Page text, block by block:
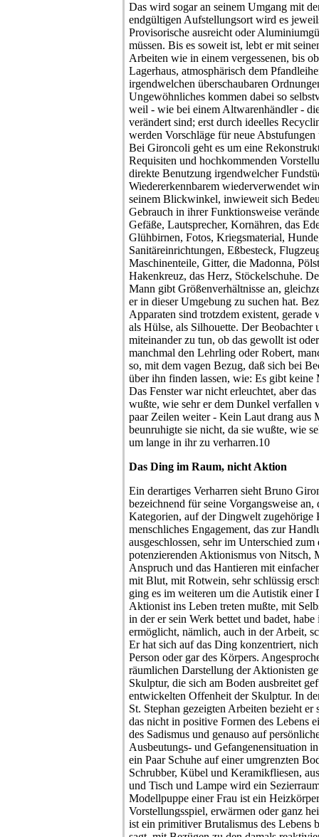
Das wird sogar an seinem Umgang mit
endgültigen Aufstellungsort wird es
Provisorische ausreicht oder
müssen. Bis es soweit ist, lebt er mit
Arbeiten wie in einem vergessenen, bis
Lagerhaus, atmosphärisch dem
irgendwelchen überschaubaren
Ungewöhnliches kommen dabei so
weil - wie bei einem Altwarenhändler -
verändert sind; erst durch ideelles
werden Vorschläge für neue
Bei Gironcoli geht es um eine
Requisiten und hochkommenden
direkte Benutzung irgendwelcher
Wiedererkennbarem wiederverwendet
seinem Blickwinkel, inwieweit sich
Gebrauch in ihrer Funktionsweise
Gefäße, Lautsprecher, Kornähren, das
Glühbirnen, Fotos, Kriegsmaterial,
Sanitäreinrichtungen, Eßbesteck,
Maschinenteile, Gitter, die Madonna,
Hakenkreuz, das Herz, Stöckelschuhe.
Mann gibt Größenverhältnisse an,
er in dieser Umgebung zu suchen hat.
Apparaten sind trotzdem existent, gerade
als Hülse, als Silhouette. Der Beobachter
miteinander zu tun, ob das gewollt ist
manchmal den Lehrling oder Robert,
so, mit dem vagen Bezug, daß sich bei
über ihn finden lassen, wie: Es gibt
Das Fenster war nicht erleuchtet, aber
wußte, wie sehr er dem Dunkel verfallen
paar Zeilen weiter - Kein Laut drang aus
beunruhigte sie nicht, da sie wußte, wie
um lange in ihr zu verharren.10
Das Ding im Raum, nicht Aktion
Ein derartiges Verharren sieht Bruno
bezeichnend für seine Vorgangsweise
Kategorien, auf der Dingwelt zugehörige
menschliches Engagement, das zur
ausgeschlossen, sehr im Unterschied
potenzierenden Aktionismus von Nitsch,
Anspruch und das Hantieren mit
mit Blut, mit Rotwein, sehr schlüssig
ging es im weiteren um die Autistik einer
Aktionist ins Leben treten mußte, mit
in der er sein Werk bettet und badet,
ermöglicht, nämlich, auch in der Arbeit,
Er hat sich auf das Ding konzentriert,
Person oder gar des Körpers.
räumlichen Darstellung der Aktionisten
Skulptur, die sich am Boden ausbreitet
entwickelten Offenheit der Skulptur. In
St. Stephan gezeigten Arbeiten bezieht
das nicht in positive Formen des Lebens
des Sadismus und genauso auf
Ausbeutungs- und Gefangenensituation
ein Paar Schuhe auf einer umgrenzten
Schrubber, Kübel und Keramikfliesen,
und Tisch und Lampe wird ein
Modellpuppe einer Frau ist ein
Vorstellungsspiel, erwärmen oder ganz
ist ein primitiver Brutalismus des Lebens